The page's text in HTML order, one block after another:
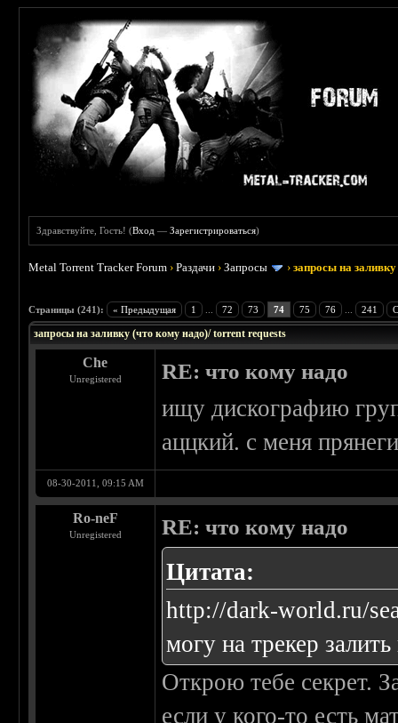
Здравствуйте, Гость! (Вход —Зарегистрироваться)
Metal Torrent Tracker Forum ›Раздачи ›Запросы ›запросы на
Страницы (241): « Предыдущая 1 72 73 74 75 76 241
запросы на заливку (что кому надо)/ torrent requests
Che
Unregistered RE: что кому надо
ищу дискографию
аццкий. с меня
08-30-2011, 09:15 AM
Ro-neF
Unregistered RE: что кому надо
Цитата:
http://dark-world.ru/
могу на трекер залить
Открою тебе секрет.
если у кого-то есть